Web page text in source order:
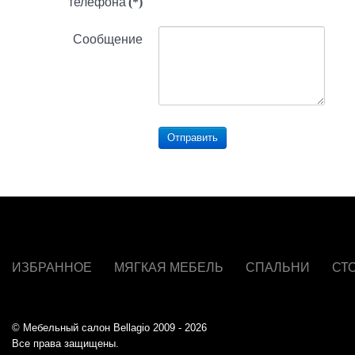
Сообщение
Отправить
ИЗБРАННОЕ МЯГКАЯ МЕБЕЛЬ СПАЛЬНИ
© Мебельный салон Bellagio 2009 - 2026
Все права защищены.